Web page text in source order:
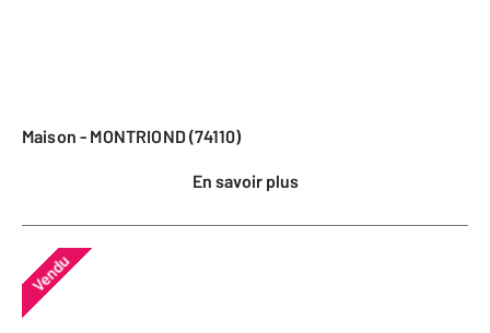
Maison - MONTRIOND (74110)
En savoir plus
Vendu